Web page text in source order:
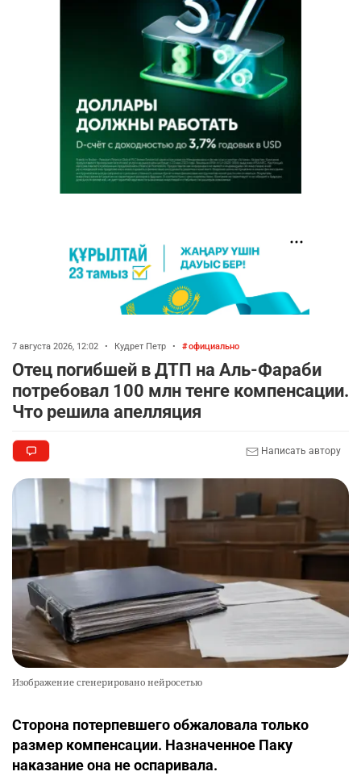
7 августа 2026, 12:02 • Кудрет Петр • официально
Отец погибшей в ДТП на Аль-Фараби
потребовал 100 млн тенге компенсации.
Что решила апелляция
Написать автору
Изображение сгенерировано нейросетью
Сторона потерпевшего обжаловала только
размер компенсации. Назначенное Паку
наказание она не оспаривала.